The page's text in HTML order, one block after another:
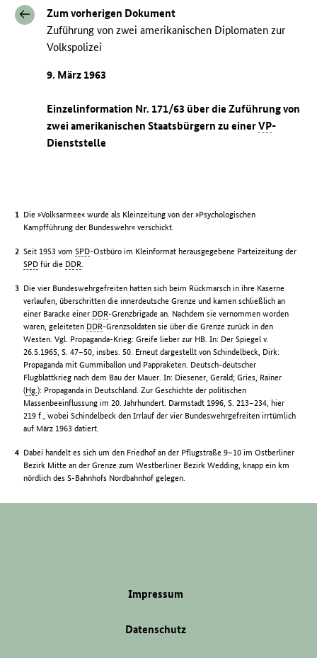
Zum vorherigen Dokument
Zuführung von zwei amerikanischen Diplomaten zur
Volkspolizei
9. März 1963
Einzelinformation Nr. 171/63 über die Zuführung von
zwei amerikanischen Staatsbürgern zu einerVP-
Dienststelle
Die »Volksarmee« wurde als Kleinzeitung von der »Psychologischen
Kampfführung der Bundeswehr« verschickt.
Seit 1953 vomSPD-Ostbüro im Kleinformat herausgegebene Parteizeitung der
SPD für die DDR
Die vier Bundeswehrgefreiten hatten sich beim Rückmarsch in ihre Kaserne
verlaufen, überschritten die innerdeutsche Grenze und kamen schließlich an
einer Baracke einer DDR-Grenzbrigade an. Nachdem sie vernommen worden
waren, geleiteten DDR-Grenzsoldaten sie über die Grenze zurück in den
Westen. Vgl. Propaganda-Krieg: Greife lieber zur HB. In: Der Spiegel v.
26.5.1965, S. 47–50, insbes. 50. Erneut dargestellt von Schindelbeck, Dirk:
Propaganda mit Gummiballon und Pappraketen. Deutsch-deutscher
Flugblattkrieg nach dem Bau der Mauer. In: Diesener, Gerald; Gries, Rainer
(Hg.): Propaganda in Deutschland. Zur Geschichte der politischen
Massenbeeinflussung im 20. Jahrhundert. Darmstadt 1996, S. 213–234, hier
219 f., wobei Schindelbeck den Irrlauf der vier Bundeswehrgefreiten irrtümlich
auf März 1963 datiert.
Dabei handelt es sich um den Friedhof an der Pflugstraße 9–10 im Ostberliner
Bezirk Mitte an der Grenze zum Westberliner Bezirk Wedding, knapp ein km
nördlich des S-Bahnhofs Nordbahnhof gelegen.
Impressum
Datenschutz